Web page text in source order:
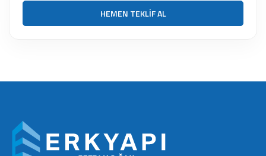
HEMEN TEKLIF AL